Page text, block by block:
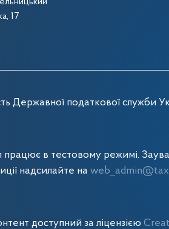
17
Державної податкової служби
працює в тестовому режимі.
надсилайте на
доступний за ліцензією